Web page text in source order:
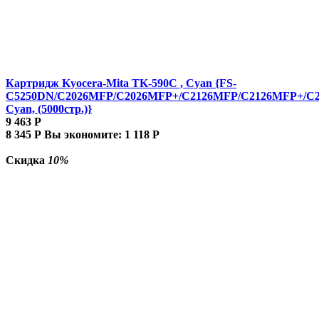
Картридж Kyocera-Mita TK-590C , Cyan {FS-
C5250DN/C2026MFP/C2026MFP+/C2126MFP/C2126MFP+/
Cyan, (5000стр.)}
9 463 Р
8 345 Р Вы экономите: 1 118 Р
Скидка 10%